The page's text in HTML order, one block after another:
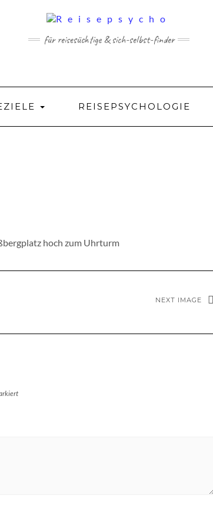
für reisesüchtige & sich-selbst-finder
REISEPSYCHOLOGIE
hoch zum Uhrturm
NEXT IMAGE